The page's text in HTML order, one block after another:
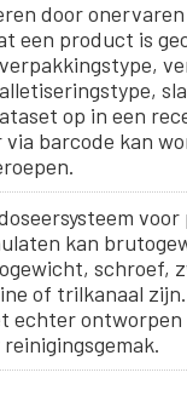
door
een product is
op in een
via barcode kan
kan
schroef,
of trilkanaal
echter